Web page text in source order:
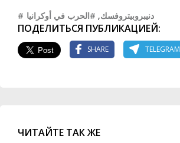
#دنيبروبيتروفسك, #الحرب في أوكرانيا
ПОДЕЛИТЬСЯ ПУБЛИКАЦИЕЙ:
SHARE TELEGRAM
ЧИТАЙТЕ ТАК ЖЕ